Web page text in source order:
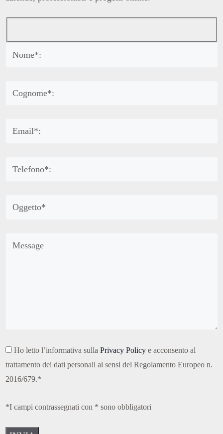
Ho letto l’informativa sulla Privacy Policye acconsento al
trattamento dei dati personali ai sensi del Regolamento Europeo n.
2016/679.*
*I campi contrassegnati con * sono obbligatori